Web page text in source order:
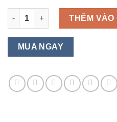
Máy bơm atman mp 9500 -
THÊM VÀO
MUA NGAY